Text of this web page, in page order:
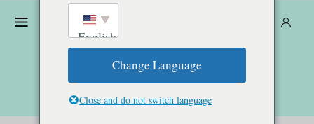
English
Change Language
Close and do not switch language